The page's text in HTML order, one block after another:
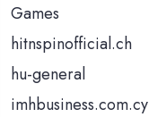
Games
hitnspinofficial.ch
hu-general
imhbusiness.com.cy